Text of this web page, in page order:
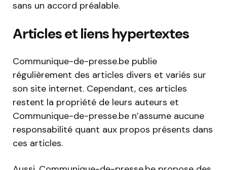
sans un accord préalable.
Articles et liens hypertextes
Communique-de-presse.be publie
régulièrement des articles divers et variés sur
son site internet. Cependant, ces articles
restent la propriété de leurs auteurs et
Communique-de-presse.be n’assume aucune
responsabilité quant aux propos présents dans
ces articles.